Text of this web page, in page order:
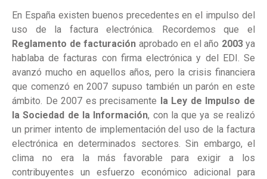
En España existen buenos precedentes en el impulso del
uso de la factura electrónica. Recordemos que el
Reglamento de facturación aprobado en el año 2003ya
hablaba de facturas con firma electrónica y del EDI. Se
avanzó mucho en aquellos años, pero la crisis financiera
que comenzó en 2007 supuso también un parón en este
ámbito. De 2007 es precisamente
la Ley de Impulso de
la Sociedad de la Información, con la que ya se realizó
un primer intento de implementación del uso de la factura
electrónica en determinados sectores. Sin embargo, el
clima no era la más favorable para exigir a los
contribuyentes un esfuerzo económico adicional para